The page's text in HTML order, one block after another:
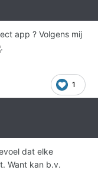
app ? Volgens mij
.
1
dat elke
Want kan b.v.